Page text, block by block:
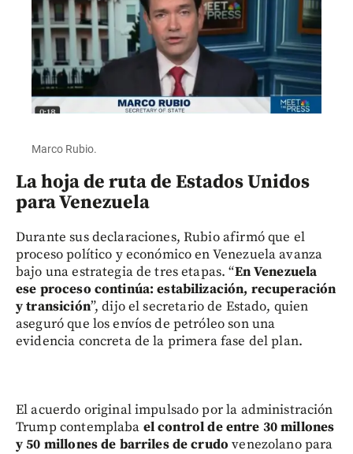
Marco Rubio.
La hoja de ruta de Estados Unidos
para Venezuela
Durante sus declaraciones, Rubio afirmó que el
proceso político y económico en Venezuela avanza
bajo una estrategia de tres etapas. “En Venezuela
ese proceso continúa: estabilización, recuperación
y transición”, dijo el secretario de Estado, quien
aseguró que los envíos de petróleo son una
evidencia concreta de la primera fase del plan.
El acuerdo original impulsado por la administración
Trump contemplaba el control de entre 30 millones
y 50 millones de barriles de crudo venezolano para